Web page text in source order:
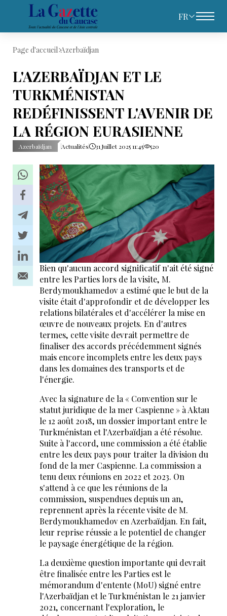
FR
Page d'accueil Azerbaïdjan
L'AZERBAÏDJAN ET LE
TURKMÉNISTAN
REDÉFINISSENT L'AVENIR DE
LA RÉGION EURASIENNE
Azerbaïdjan Actualités 31 Juillet 2025 11:45 520
Bien qu'aucun accord significatif n'ait été signé
entre les Parties lors de la visite, M.
Berdymoukhamedov a estimé que le but de la
visite était d'approfondir et de développer les
relations bilatérales et d'accélérer la mise en
œuvre de nouveaux projets. En d'autres
termes, cette visite devrait permettre de
finaliser des accords précédemment signés
mais encore incomplets entre les deux pays
dans les domaines des transports et de
l'énergie.
Avec la signature de la « Convention sur le
statut juridique de la mer Caspienne » à Aktau
le 12 août 2018, un dossier important entre le
Turkménistan et l'Azerbaïdjan a été résolue.
Suite à l'accord, une commission a été établie
entre les deux pays pour traiter la division du
fond de la mer Caspienne. La commission a
tenu deux réunions en 2022 et 2023. On
s'attend à ce que les réunions de la
commission, suspendues depuis un an,
reprennent après la récente visite de M.
Berdymoukhamedov en Azerbaïdjan. En fait,
leur reprise réussie a le potentiel de changer
le paysage énergétique de la région.
La deuxième question importante qui devrait
être finalisée entre les Parties est le
mémorandum d'entente (MoU) signé entre
l'Azerbaïdjan et le Turkménistan le 21 janvier
2021, concernant l'exploration, le